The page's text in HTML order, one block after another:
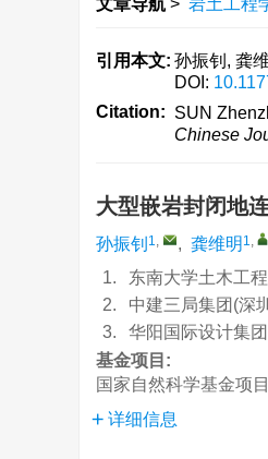
文章导航 > 岩土工程
引用本文: 孙振钊, 龚
DOI:
Citation: SUN
Chinese
大型嵌岩封闭地
孙振钊 1, , 龚维明 1,
1.
东南大学土木工
2.
中建三局集团(深
3.
华阳国际设计集
基金项目:
国家自然科学基金项目
详细信息